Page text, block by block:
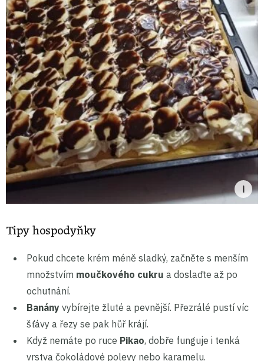
Tipy hospodyňky
Pokud chcete krém méně sladký, začněte s menším
množstvím moučkového cukru a doslaďte až po
ochutnání.
Banány vybírejte žluté a pevnější. Přezrálé pustí víc
šťávy a řezy se pak hůř krájí.
Když nemáte po ruce Pikao, dobře funguje i tenká
vrstva čokoládové polevy nebo karamelu.